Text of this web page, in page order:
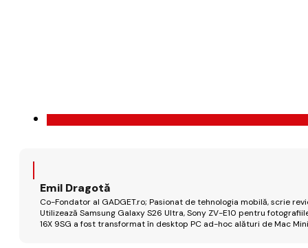
Emil Dragotă
Co-Fondator al GADGET.ro; Pasionat de tehnologia mobilă, scrie
Utilizează Samsung Galaxy S26 Ultra, Sony ZV-E10 pentru
16X 9SG a fost transformat în desktop PC ad-hoc alături de Mac